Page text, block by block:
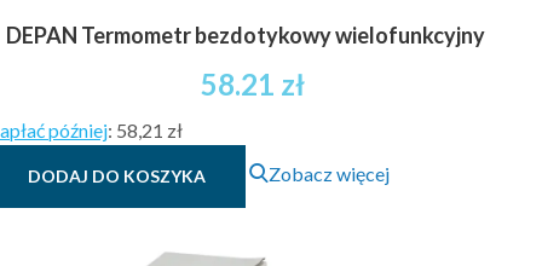
DEPAN Termometr bezdotykowy wielofunkcyjny
58.21 zł
później: 58,21 zł
DODAJ DO KOSZYKA Zobacz więcej